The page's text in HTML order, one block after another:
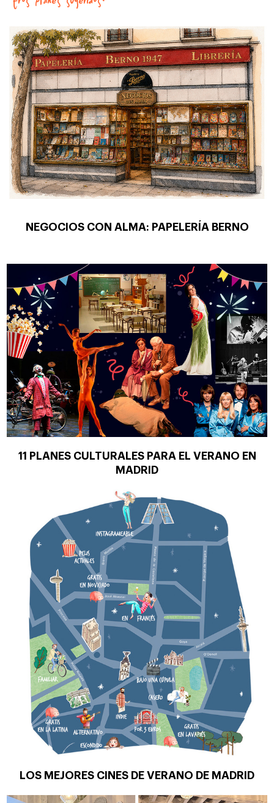
NEGOCIOS CON ALMA: PAPELERÍA BERNO
11 PLANES CULTURALES PARA EL VERANO EN
MADRID
LOS MEJORES CINES DE VERANO DE MADRID